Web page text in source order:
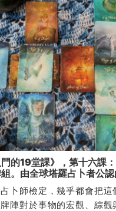
門的19堂課》，第十六課
。由全球塔羅占卜者公認
所撰寫
卜師檢定，幾乎都會把
陣對於事物的宏觀、綜觀